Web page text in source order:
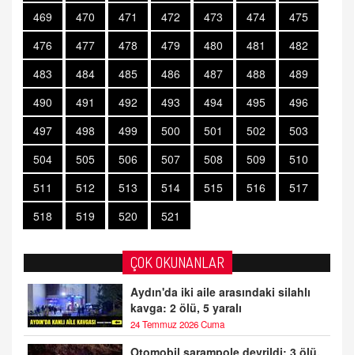
469 470 471 472 473 474
475
476
477 478 479 480 481
482
483
484 485 486 487 488
489
490
491 492 493 494 495
496
497
498 499 500 501 502
503
504
505 506 507 508 509
510
511
512 513 514 515 516
517
518
519 520 521
ÇOK OKUNANLAR
Aydın'da iki aile arasındaki silahlı
kavga: 2 ölü, 5 yaralı
24 Temmuz 2026 Cuma
Otomobil şarampole devrildi: 3 ölü,